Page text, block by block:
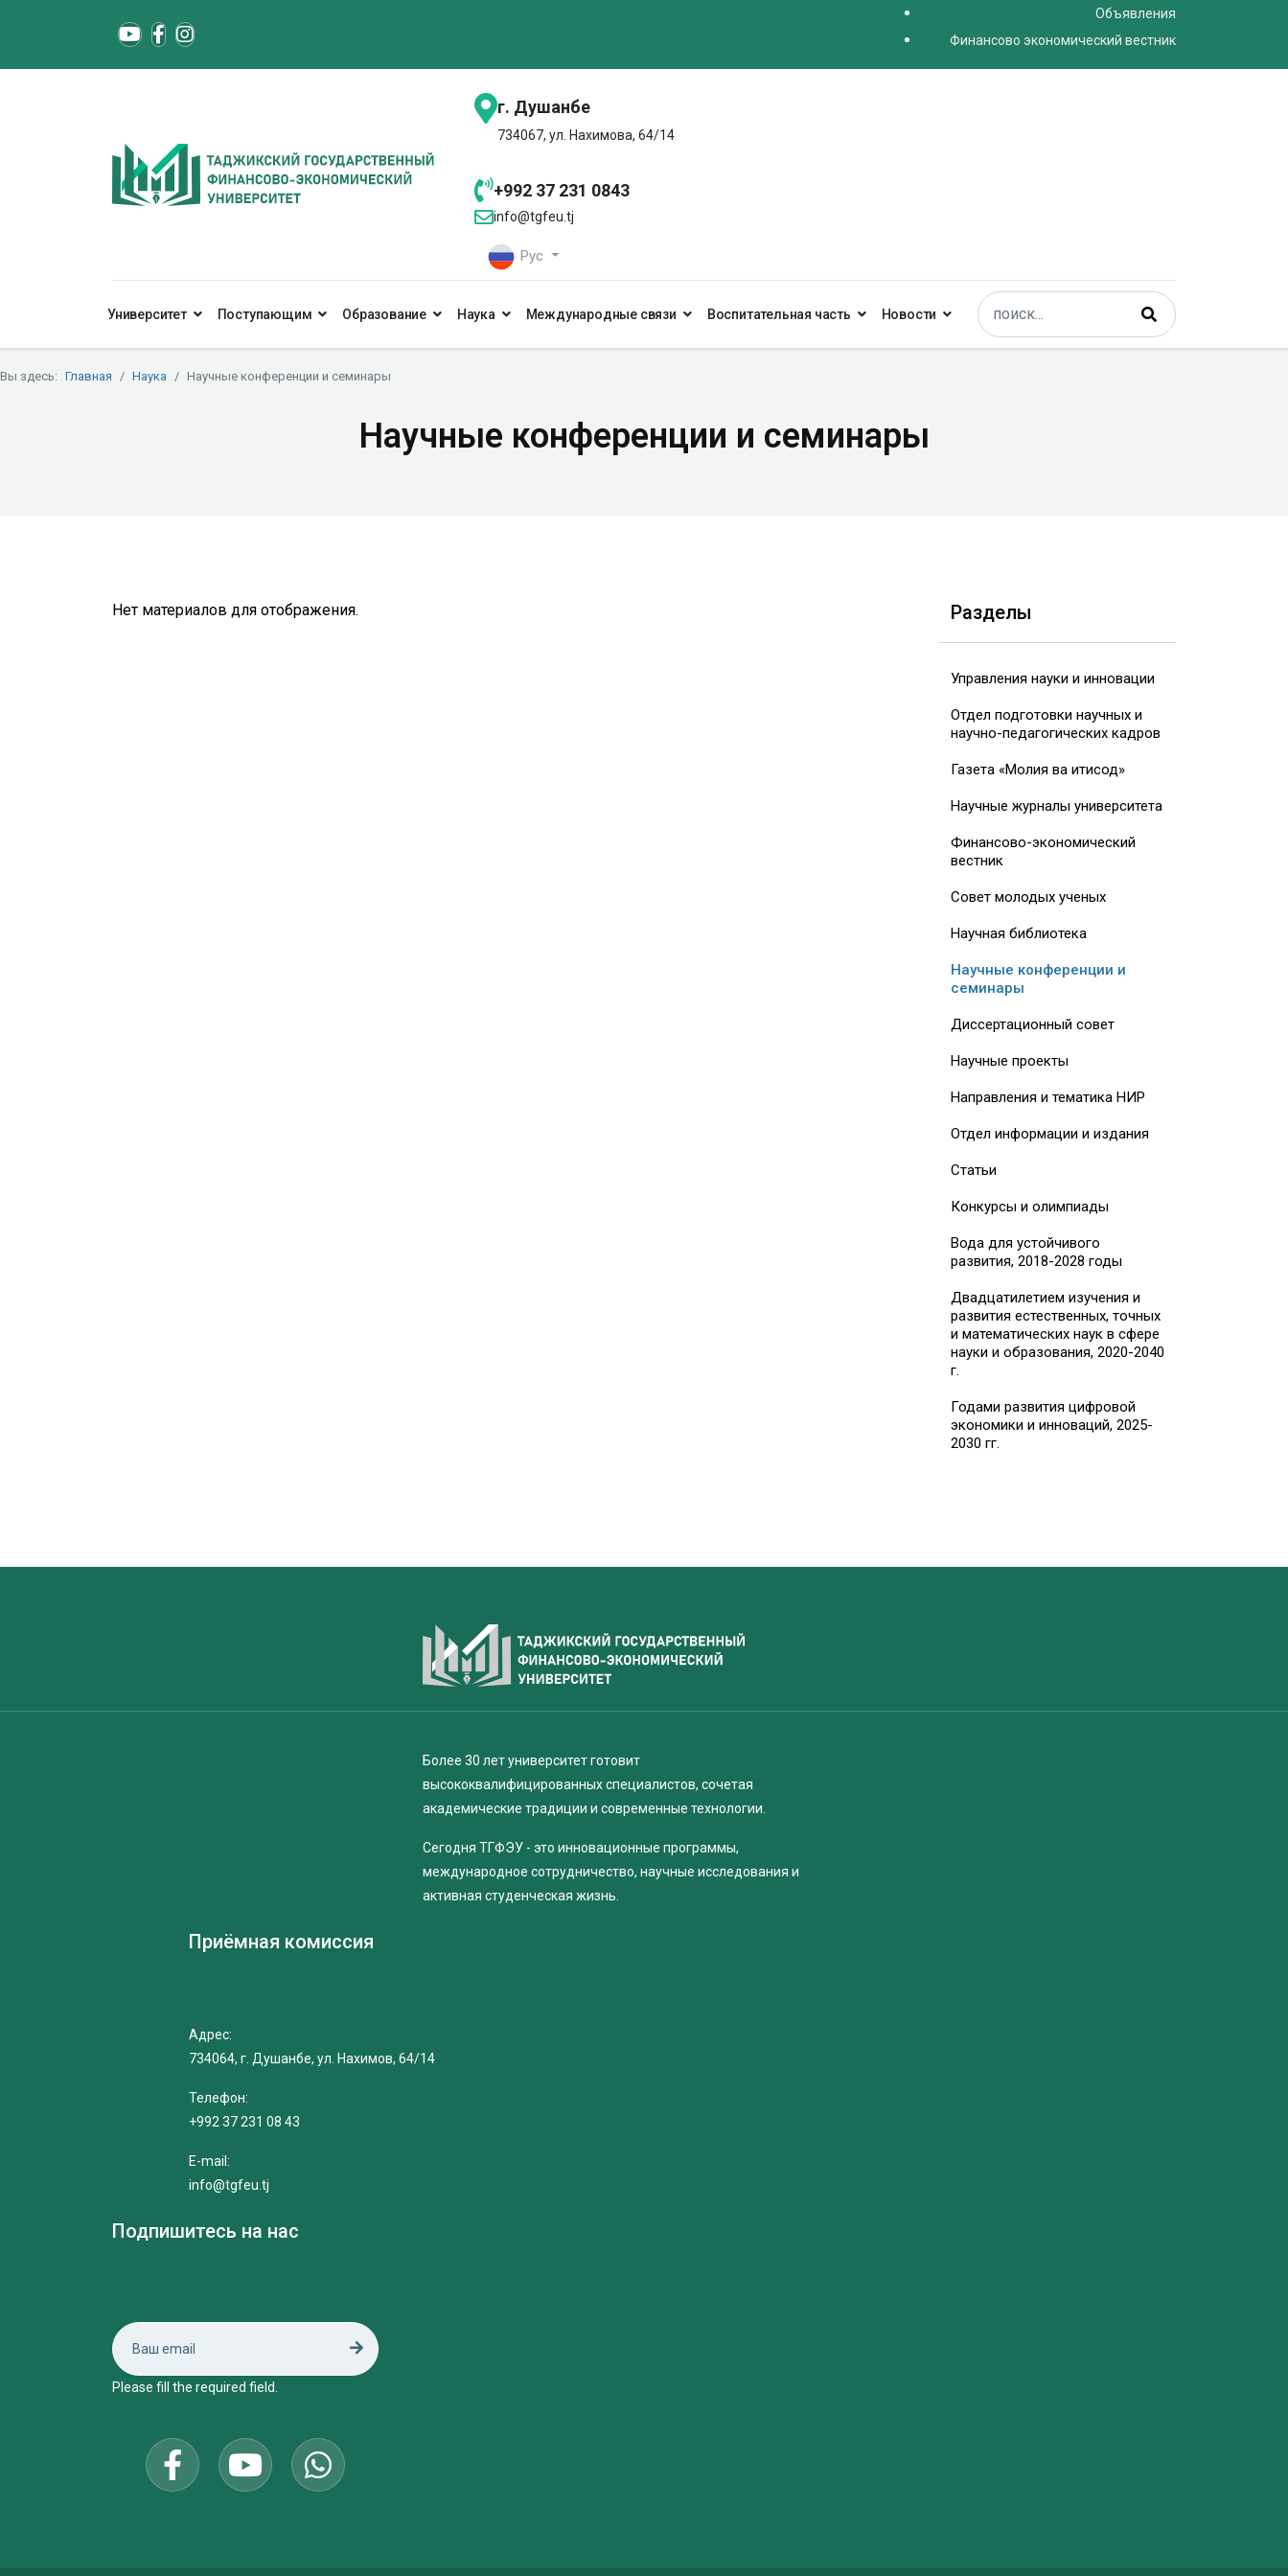
Объявления
Финансово экономический вестник
г. Душанбе
734067, ул. Нахимова, 64/14
+992 37 231 0843
info@tgfeu.tj
Рус
Университет Поступающим Образование Наука Международные связи Воспитательная часть Новости
Поиск
Type 2 or more characters for results.
Вы здесь: Главная Наука Научные конференции и семинары
Научные конференции и семинары
Нет материалов для отображения. Разделы
Управления науки и инновации
Отдел подготовки научных и
научно-педагогических кадров
Газета «Молия ва иқтисод»
Научные журналы университета
Финансово-экономический
вестник
Совет молодых ученых
Научная библиотека
Научные конференции и
семинары
Диссертационный совет
Научные проекты
Направления и тематика НИР
Отдел информации и издания
Статьи
Конкурсы и олимпиады
Вода для устойчивого
развития, 2018-2028 годы
Двадцатилетием изучения и
развития естественных, точных
и математических наук в сфере
науки и образования, 2020-2040
г.
Годами развития цифровой
экономики и инноваций, 2025-
2030 гг.
Более 30 лет университет готовит
высококвалифицированных специалистов, сочетая
академические традиции и современные технологии.
Сегодня ТГФЭУ - это инновационные программы,
международное сотрудничество, научные исследования и
активная студенческая жизнь.
Приёмная комиссия
Адрес:
734064, г. Душанбе, ул. Нахимов, 64/14
Телефон:
+992 37 231 08 43
E-mail:
info@tgfeu.tj
Подпишитесь на нас
Please fill the required field.